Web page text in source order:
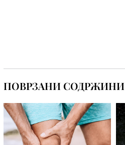
ПОВРЗАНИ СОДРЖИНИ